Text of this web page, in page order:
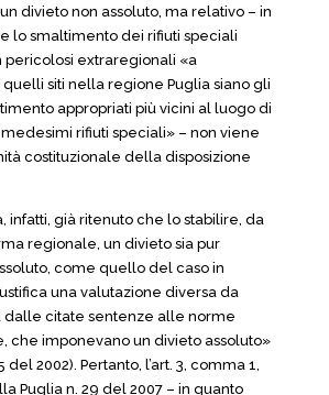
divieto non assoluto, ma relativo – in
lo smaltimento dei rifiuti speciali
pericolosi extraregionali «a
siti nella regione Puglia siano gli
appropriati più vicini al luogo di
rifiuti speciali» – non viene
costituzionale della disposizione
infatti, già ritenuto che lo stabilire, da
regionale, un divieto sia pur
come quello del caso in
una valutazione diversa da
dalle citate sentenze alle norme
che imponevano un divieto assoluto»
del 2002). Pertanto, l’art. 3, comma 1,
Puglia n. 29 del 2007 – in quanto